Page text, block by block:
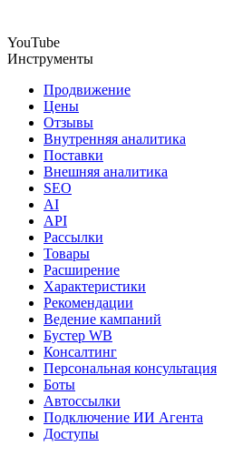
YouTube
Инструменты
Продвижение
Цены
Отзывы
Внутренняя аналитика
Поставки
Внешняя аналитика
SEO
AI
API
Рассылки
Товары
Расширение
Характеристики
Рекомендации
Ведение кампаний
Бустер WB
Консалтинг
Персональная консультация
Боты
Автоссылки
Подключение ИИ Агента
Доступы